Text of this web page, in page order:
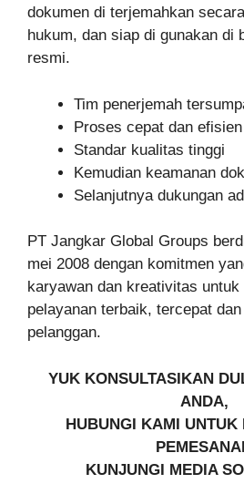
dokumen di terjemahkan
hukum, dan siap di gunakan di
resmi.
Tim penerjemah
Proses cepat dan efisien
Standar kualitas tinggi
Kemudian keamanan
Selanjutnya dukungan
PT Jangkar Global Groups
mei 2008 dengan komitmen
karyawan dan kreativitas untuk
pelayanan terbaik, tercepat
pelanggan.
YUK KONSULTASIKAN
ANDA,
HUBUNGI KAMI UNTUK
KUNJUNGI MEDIA